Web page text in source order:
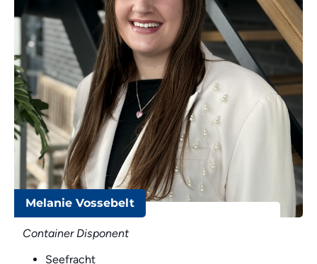
Melanie Vossebelt
Container Disponent
Seefracht